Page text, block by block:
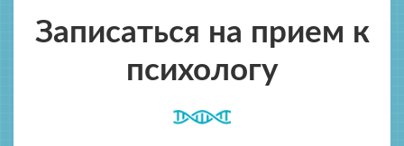
Записаться на прием к
психологу